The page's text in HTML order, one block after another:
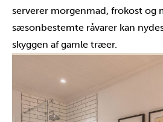
serverer morgenmad, frokost og
sæsonbestemte råvarer kan
skyggen af gamle træer.